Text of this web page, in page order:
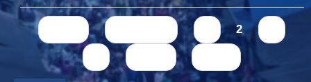
Pages 2